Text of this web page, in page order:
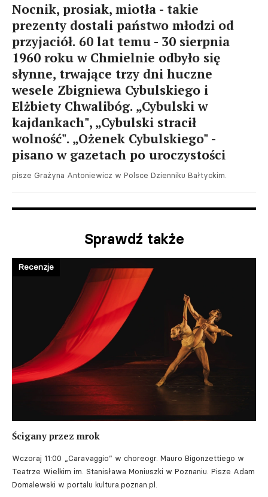
Nocnik, prosiak, miotła - takie
prezenty dostali państwo młodzi od
przyjaciół. 60 lat temu - 30 sierpnia
1960 roku w Chmielnie odbyło się
słynne, trwające trzy dni huczne
wesele Zbigniewa Cybulskiego i
Elżbiety Chwalibóg. „Cybulski w
kajdankach", „Cybulski stracił
wolność". „Ożenek Cybulskiego" -
pisano w gazetach po uroczystości
pisze Grażyna Antoniewicz w Polsce Dzienniku Bałtyckim.
Sprawdź także
Ścigany przez mrok
Wczoraj 11:00 „Caravaggio” w choreogr. Mauro Bigonzettiego w
Teatrze Wielkim im. Stanisława Moniuszki w Poznaniu. Pisze Adam
Domalewski w portalu kultura.poznan.pl.
Recenzje